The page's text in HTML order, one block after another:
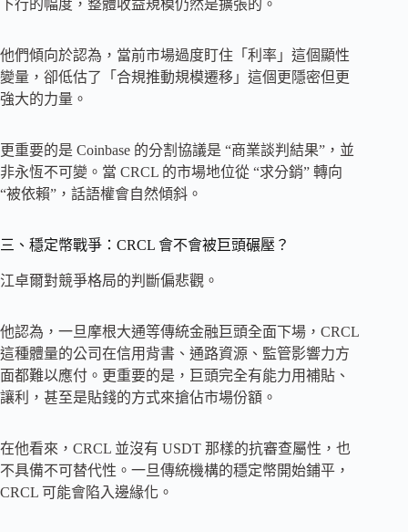
下行的幅度，整體收益規模仍然是擴張的。
他們傾向於認為，當前市場過度盯住「利率」這個顯性
變量，卻低估了「合規推動規模遷移」這個更隱密但更
強大的力量。
更重要的是 Coinbase 的分割協議是 “商業談判結果”，並
非永恆不可變。當 CRCL 的市場地位從 “求分銷” 轉向
“被依賴”，話語權會自然傾斜。
三、穩定幣戰爭：CRCL 會不會被巨頭碾壓？
江卓爾對競爭格局的判斷偏悲觀。
他認為，一旦摩根大通等傳統金融巨頭全面下場，CRCL
這種體量的公司在信用背書、通路資源、監管影響力方
面都難以應付。更重要的是，巨頭完全有能力用補貼、
讓利，甚至是貼錢的方式來搶佔市場份額。
在他看來，CRCL 並沒有 USDT 那樣的抗審查屬性，也
不具備不可替代性。一旦傳統機構的穩定幣開始鋪平，
CRCL 可能會陷入邊緣化。